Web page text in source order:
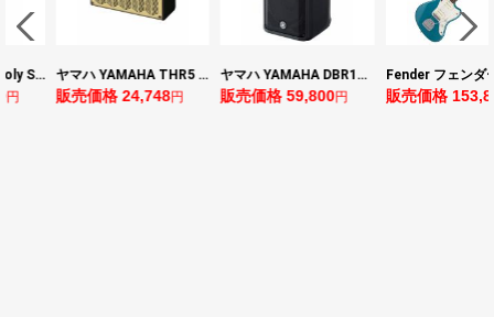
ヤマハ YAMAHA THR5 コンパクトギターアンプ 小型アンプ
円
ヤマハ YAMAHA DBR10 パワードスピーカー
販売価格 59,800円
Fender フェンダー Made in Japan Traditional Late 60s Jazzmaster RW Ocean Turquoise Metallic エレキギター
販売価格 153,896円 販売価格